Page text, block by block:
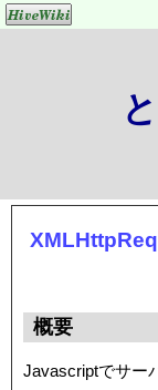
概要
Javascriptでサー